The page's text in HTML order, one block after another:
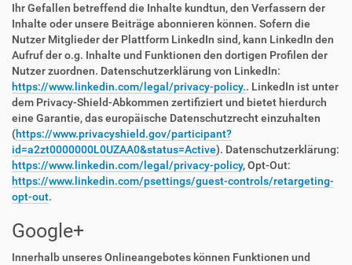
Ihr Gefallen betreffend die Inhalte kundtun, den Verfassern der
Inhalte oder unsere Beiträge abonnieren können. Sofern die
Nutzer Mitglieder der Plattform LinkedIn sind, kann LinkedIn den
Aufruf der o.g. Inhalte und Funktionen den dortigen Profilen der
Nutzer zuordnen. Datenschutzerklärung von LinkedIn:
https://www.linkedin.com/legal/privacy-policy.. LinkedIn ist unter
dem Privacy-Shield-Abkommen zertifiziert und bietet hierdurch
eine Garantie, das europäische Datenschutzrecht einzuhalten
(https://www.privacyshield.gov/participant?
id=a2zt0000000L0UZAA0&status=Active). Datenschutzerklärung:
https://www.linkedin.com/legal/privacy-policy, Opt-Out:
https://www.linkedin.com/psettings/guest-controls/retargeting-
opt-out.
Google+
Innerhalb unseres Onlineangebotes können Funktionen und